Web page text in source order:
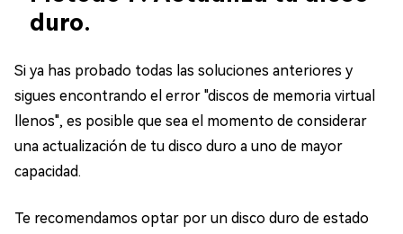
duro.
Si ya has probado todas las soluciones anteriores y
sigues encontrando el error "discos de memoria virtual
llenos", es posible que sea el momento de considerar
una actualización de tu disco duro a uno de mayor
capacidad.
Te recomendamos optar por un disco duro de estado